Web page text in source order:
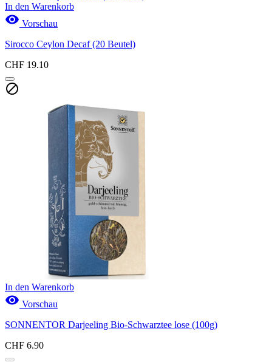
In den Warenkorb
 Vorschau
Sirocco Ceylon Decaf (20 Beutel)
CHF 19.10

In den Warenkorb
 Vorschau
SONNENTOR Darjeeling Bio-Schwarztee lose (100g)
CHF 6.90